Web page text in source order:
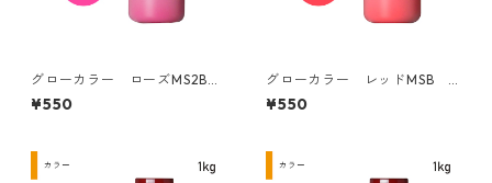
グローカラー ローズMS2B
50g
¥550
グローカラー レッドMSB 5
0g
¥550